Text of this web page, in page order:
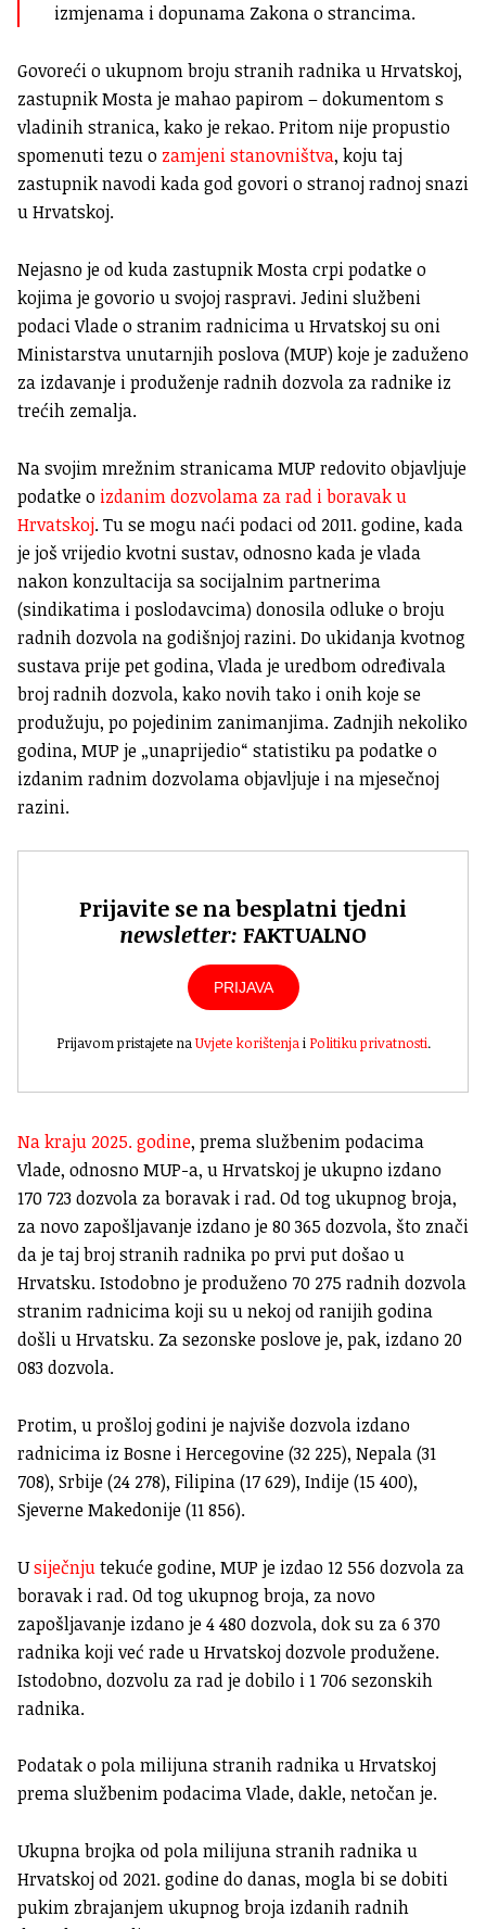
izmjenama i dopunama Zakona o strancima.
Govoreći o ukupnom broju stranih radnika u Hrvatskoj,
zastupnik Mosta je mahao papirom – dokumentom s
vladinih stranica, kako je rekao. Pritom nije propustio
spomenuti tezu o zamjeni stanovništva, koju taj
zastupnik navodi kada god govori o stranoj radnoj snazi
u Hrvatskoj.
Nejasno je od kuda zastupnik Mosta crpi podatke o
kojima je govorio u svojoj raspravi. Jedini službeni
podaci Vlade o stranim radnicima u Hrvatskoj su oni
Ministarstva unutarnjih poslova (MUP) koje je zaduženo
za izdavanje i produženje radnih dozvola za radnike iz
trećih zemalja.
Na svojim mrežnim stranicama MUP redovito objavljuje
podatke o izdanim dozvolama za rad i boravak u
Hrvatskoj. Tu se mogu naći podaci od 2011. godine, kada
je još vrijedio kvotni sustav, odnosno kada je vlada
nakon konzultacija sa socijalnim partnerima
(sindikatima i poslodavcima) donosila odluke o broju
radnih dozvola na godišnjoj razini. Do ukidanja kvotnog
sustava prije pet godina, Vlada je uredbom određivala
broj radnih dozvola, kako novih tako i onih koje se
produžuju, po pojedinim zanimanjima. Zadnjih nekoliko
godina, MUP je „unaprijedio“ statistiku pa podatke o
izdanim radnim dozvolama objavljuje i na mjesečnoj
razini.
Prijavite se na besplatni tjedni
newsletter: FAKTUALNO
PRIJAVA
Prijavom pristajete naUvjete korištenjai Politiku privatnosti.
Na kraju 2025. godine, prema službenim podacima
Vlade, odnosno MUP-a, u Hrvatskoj je ukupno izdano
170 723 dozvola za boravak i rad. Od tog ukupnog broja,
za novo zapošljavanje izdano je 80 365 dozvola, što znači
da je taj broj stranih radnika po prvi put došao u
Hrvatsku. Istodobno je produženo 70 275 radnih dozvola
stranim radnicima koji su u nekoj od ranijih godina
došli u Hrvatsku. Za sezonske poslove je, pak, izdano 20
083 dozvola.
Protim, u prošloj godini je najviše dozvola izdano
radnicima iz Bosne i Hercegovine (32 225), Nepala (31
708), Srbije (24 278), Filipina (17 629), Indije (15 400),
Sjeverne Makedonije (11 856).
Usiječnjutekuće godine, MUP je izdao 12 556 dozvola za
boravak i rad. Od tog ukupnog broja, za novo
zapošljavanje izdano je 4 480 dozvola, dok su za 6 370
radnika koji već rade u Hrvatskoj dozvole produžene.
Istodobno, dozvolu za rad je dobilo i 1 706 sezonskih
radnika.
Podatak o pola milijuna stranih radnika u Hrvatskoj
prema službenim podacima Vlade, dakle, netočan je.
Ukupna brojka od pola milijuna stranih radnika u
Hrvatskoj od 2021. godine do danas, mogla bi se dobiti
pukim zbrajanjem ukupnog broja izdanih radnih